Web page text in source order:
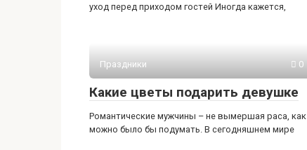
уход перед приходом гостей Иногда кажется,
Праздники 0
Какие цветы подарить девушке
Романтические мужчины – не вымершая раса, как
можно было бы подумать. В сегодняшнем мире